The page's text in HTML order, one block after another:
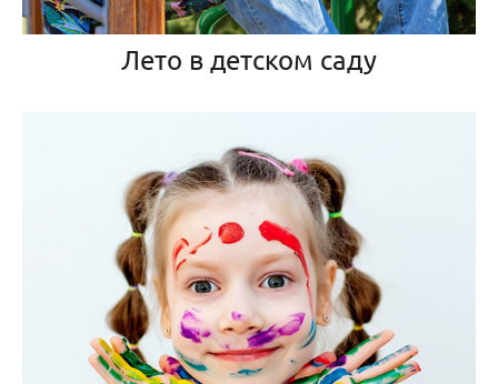
Лето в детском саду